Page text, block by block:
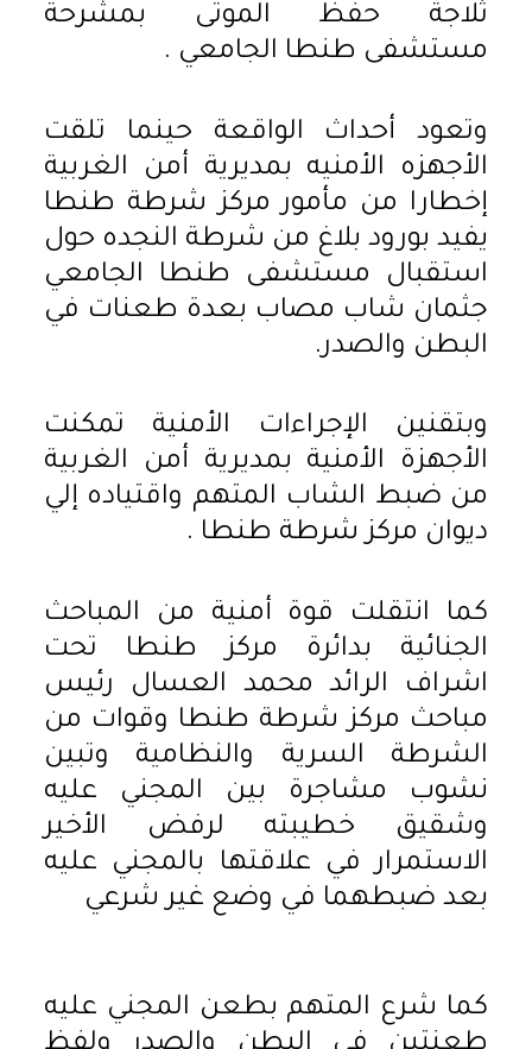
ثلاجة حفظ الموتى بمشرحة
مستشفى طنطا الجامعي .
وتعود أحداث الواقعة حينما تلقت
الأجهزه الأمنيه بمديرية أمن الغربية
إخطارا من مأمور مركز شرطة طنطا
يفيد بورود بلاغ من شرطة النجده حول
استقبال مستشفى طنطا الجامعي
جثمان شاب مصاب بعدة طعنات في
البطن والصدر.
وبتقنين الإجراءات الأمنية تمكنت
الأجهزة الأمنية بمديرية أمن الغربية
من ضبط الشاب المتهم واقتياده إلي
ديوان مركز شرطة طنطا .
كما انتقلت قوة أمنية من المباحث
الجنائية بدائرة مركز طنطا تحت
اشراف الرائد محمد العسال رئيس
مباحث مركز شرطة طنطا وقوات من
الشرطة السرية والنظامية وتبين
نشوب مشاجرة بين المجني عليه
وشقيق خطيبته لرفض الأخير
الاستمرار في علاقتها بالمجني عليه
بعد ضبطهما في وضع غير شرعي
كما شرع المتهم بطعن المجني عليه